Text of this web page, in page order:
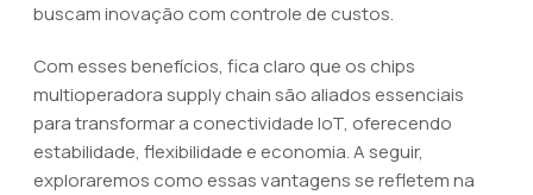
buscam inovação com controle de custos.
Com esses benefícios, fica claro que os chips
multioperadora supply chain são aliados essenciais
para transformar a conectividade IoT, oferecendo
estabilidade, flexibilidade e economia. A seguir,
exploraremos como essas vantagens se refletem na